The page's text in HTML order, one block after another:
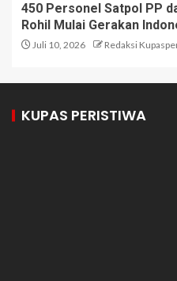
450 Personel Satpol PP
Rohil Mulai Gerakan
Juli 10, 2026 Redaksi
KUPAS PERISTIWA